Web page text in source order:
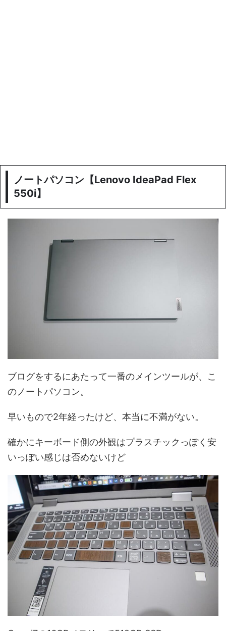
ノートパソコン【Lenovo IdeaPad Flex
550i】
ブログをするにあたって一番のメインツールが、こ
のノートパソコン。
早いもので2年経ったけど、本当に不満がない。
確かにキーボード側の外観はプラスチックっぽく安
いっぽい感じは否めないけど